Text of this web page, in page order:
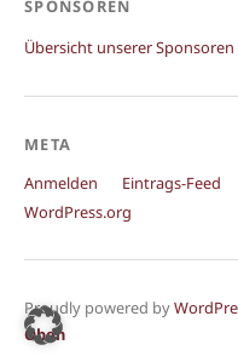
SPONSOREN
Übersicht unserer Sponsoren
META
Anmelden
Eintrags-Feed
WordPress.org
Proudly powered by
Oben